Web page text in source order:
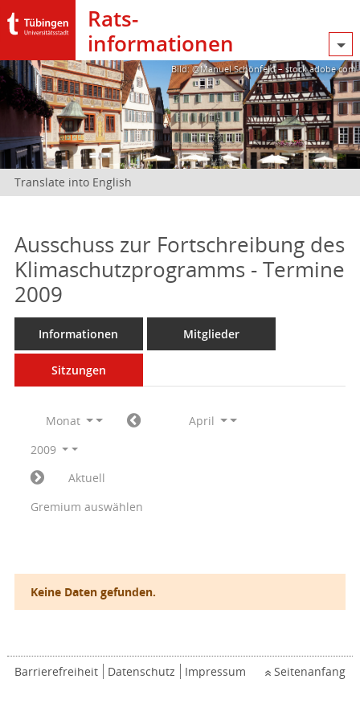
Rats­
informationen
Bild: @Manuel Schönfeld – stock.adobe.com
Translate into English
Ausschuss zur Fortschreibung des
Klimaschutzprogramms - Termine
2009
Informationen Mitglieder
Sitzungen
Monat
April
2009
Aktuell
Gremium auswählen
Keine Daten gefunden.
Barrierefreiheit Datenschutz Impressum Seitenanfang